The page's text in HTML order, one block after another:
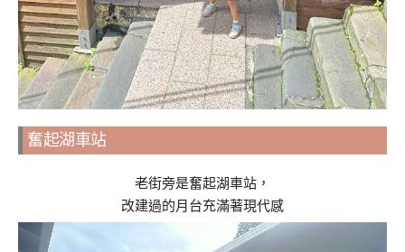
奮起湖車站
老街旁是奮起湖車站，
改建過的月台充滿著現代感